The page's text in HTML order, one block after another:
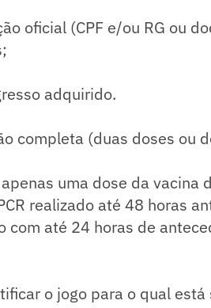
oficial (CPF e/ou RG ou
adquirido.
completa (duas doses ou
uma dose da vacina
realizado até 48 horas
até 24 horas de
o jogo para o qual está